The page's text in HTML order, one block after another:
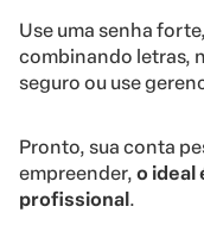
Use uma senha
combinando letras,
seguro ou use
Pronto, sua conta
empreender, o ideal
profissional .